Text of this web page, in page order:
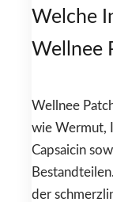
Welche
Wellnee
Wellnee
wie Wermut,
Capsaicin
der